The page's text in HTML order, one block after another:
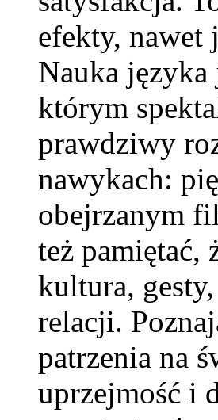
efekty, nawet
Nauka języka
którym
prawdziwy
nawykach:
obejrzanym
też pamiętać,
kultura,
relacji.
patrzenia na
uprzejmość i